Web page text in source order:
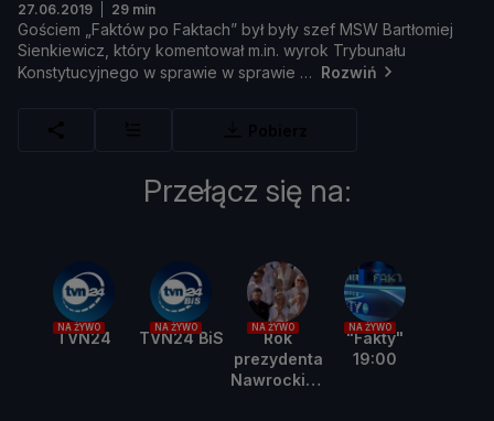
27.06.2019 29 min
Gościem „ Faktów po Faktach” byłbyły szef MSW Bartłomiej
Sienkiewicz, który komentowałm.in. wyrok Trybunału
Konstytucyjnego w sprawie w sprawie Rozwiń
Przełącz się na:
NA ŻYWO
TVN24
NA ŻYWO
TVN24 BiS
NA ŻYWO
Rok
prezydenta
Nawrockieg
NA ŻYWO
"Fakty"
19:00